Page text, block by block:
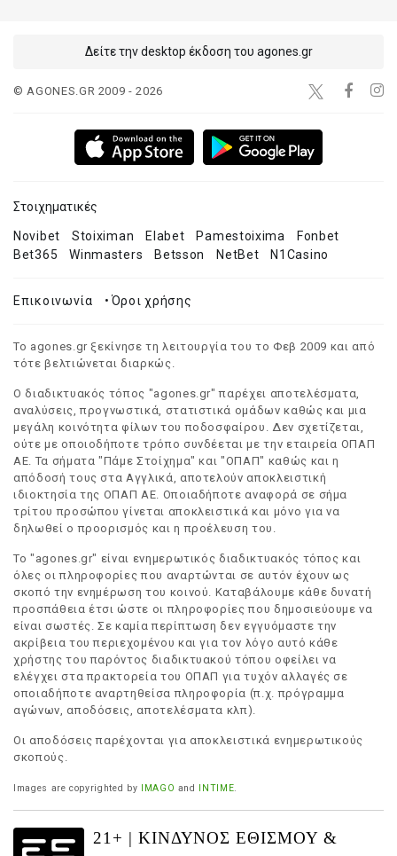
Δείτε την desktop έκδοση του agones.gr
© AGONES.GR 2009 - 2026
Στοιχηματικές
Novibet Stoiximan Elabet Pamestoixima
Fonbet
Bet365
Winmasters Betsson NetBet N1Casino
Επικοινωνία •Όροι χρήσης
Το agones.gr ξεκίνησε τη λειτουργία του το Φεβ 2009 και από
τότε βελτιώνεται διαρκώς.
Ο διαδικτυακός τόπος "agones.gr" παρέχει αποτελέσματα,
αναλύσεις, προγνωστικά, στατιστικά ομάδων καθώς και μια
μεγάλη κοινότητα φίλων του ποδοσφαίρου. Δεν σχετίζεται,
ούτε με οποιοδήποτε τρόπο συνδέεται με την εταιρεία ΟΠΑΠ
ΑΕ. Τα σήματα "Πάμε Στοίχημα" και "ΟΠΑΠ" καθώς και η
απόδοσή τους στα Αγγλικά, αποτελούν αποκλειστική
ιδιοκτησία της ΟΠΑΠ ΑΕ. Οποιαδήποτε αναφορά σε σήμα
τρίτου προσώπου γίνεται αποκλειστικά και μόνο για να
δηλωθεί ο προορισμός και η προέλευση του.
Το "agones.gr" είναι ενημερωτικός διαδικτυακός τόπος και
όλες οι πληροφορίες που αναρτώνται σε αυτόν έχουν ως
σκοπό την ενημέρωση του κοινού. Καταβάλουμε κάθε δυνατή
προσπάθεια έτσι ώστε οι πληροφορίες που δημοσιεύουμε να
είναι σωστές. Σε καμία περίπτωση δεν εγγυόμαστε την
ακρίβεια του περιεχομένου και για τον λόγο αυτό κάθε
χρήστης του παρόντος διαδικτυακού τόπου οφείλει να
ελέγχει στα πρακτορεία του ΟΠΑΠ για τυχόν αλλαγές σε
οποιαδήποτε αναρτηθείσα πληροφορία (π.χ. πρόγραμμα
αγώνων, αποδόσεις, αποτελέσματα κλπ).
Οι αποδόσεις παρέχονται για αποκλειστικά ενημερωτικούς
σκοπούς.
Images are copyrighted by IMAGO and INTIME.
21+ | ΚΙΝΔΥΝΟΣ ΕΘΙΣΜΟΥ &